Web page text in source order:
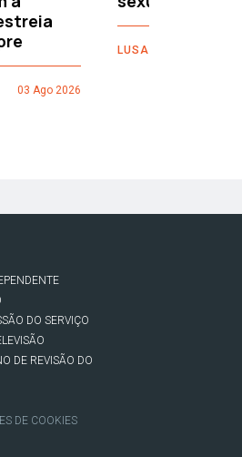
03 Ago 2026
LUSA
DO SERVIÇO
DE REVISÃO DO
DE COOKIES